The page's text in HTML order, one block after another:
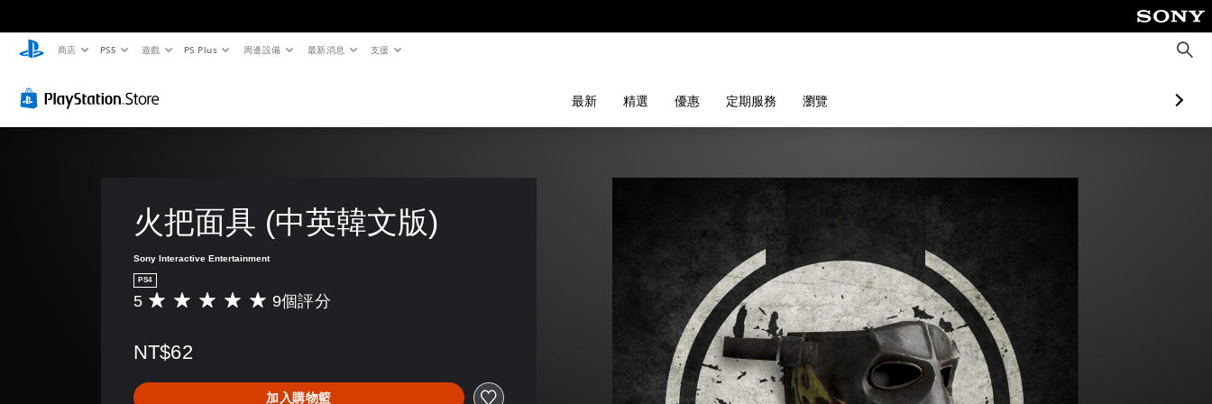
商店 PS5 遊戲 PS Plus 周邊設備 最新消息 支援
搜
尋
最新 精選 優惠 定期服務 瀏覽
火把面具 (中英韓文版)
Sony Interactive Entertainment
PS4
平
分
5
5 9個評分
NT$62
加入購物籃